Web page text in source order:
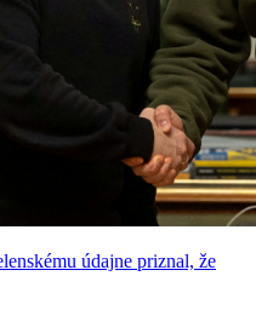
údajne priznal, že